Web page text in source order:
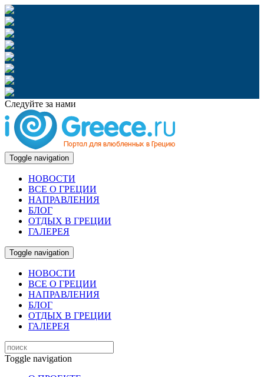
Следуйте за нами
Toggle navigation
НОВОСТИ
ВСЕ О ГРЕЦИИ
НАПРАВЛЕНИЯ
БЛОГ
ОТДЫХ В ГРЕЦИИ
ГАЛЕРЕЯ
Toggle navigation
НОВОСТИ
ВСЕ О ГРЕЦИИ
НАПРАВЛЕНИЯ
БЛОГ
ОТДЫХ В ГРЕЦИИ
ГАЛЕРЕЯ
Toggle navigation